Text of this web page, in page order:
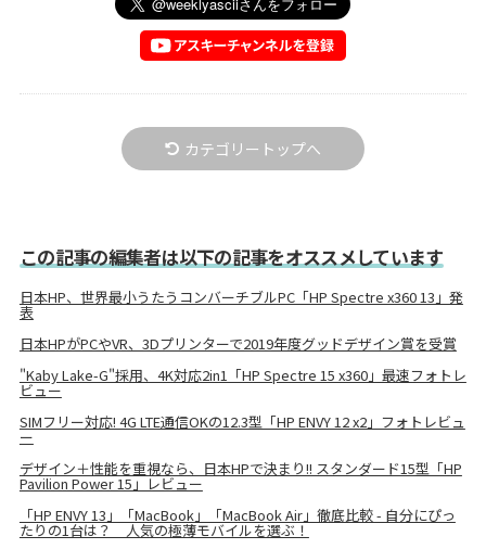
カテゴリートップへ
この記事の編集者は以下の記事をオススメしています
日本HP、世界最小うたうコンバーチブルPC「HP Spectre x360 13」発
表
日本HPがPCやVR、3Dプリンターで2019年度グッドデザイン賞を受賞
"Kaby Lake-G"採用、4K対応2in1「HP Spectre 15 x360」最速フォトレ
ビュー
SIMフリー対応! 4G LTE通信OKの12.3型「HP ENVY 12 x2」フォトレビュ
ー
デザイン＋性能を重視なら、日本HPで決まり!! スタンダード15型「HP
Pavilion Power 15」レビュー
「HP ENVY 13」「MacBook」「MacBook Air」徹底比較 - 自分にぴっ
たりの1台は？ 人気の極薄モバイルを選ぶ！